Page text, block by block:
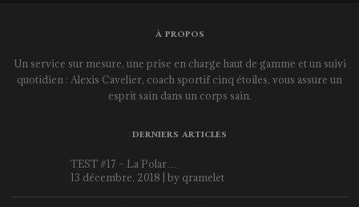
À PROPOS
Un service sur mesure, une prise en charge haut de gamme et un suivi
quotidien : Alexis Cavelier, coach sportif cinq étoiles, vous assure un
esprit sain dans un corps sain.
DERNIERS ARTICLES
TEST #17 – La Polar…
13 décembre, 2018 | by qramelet